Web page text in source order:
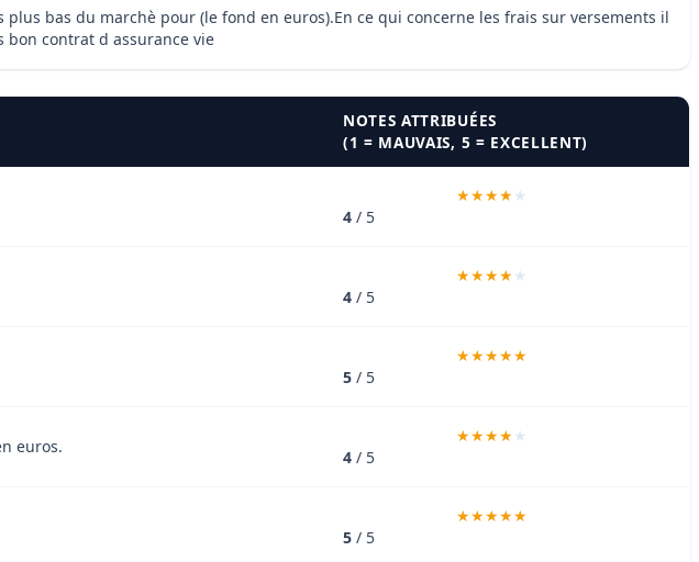
bas du marchè pour (le fond en euros).En ce qui concerne les frais sur versements il
bon contrat d assurance vie
NOTES ATTRIBUÉES
(1 = MAUVAIS, 5 = EXCELLENT)
4 / 5
4 / 5
5 / 5
euros.
4 / 5
5 / 5